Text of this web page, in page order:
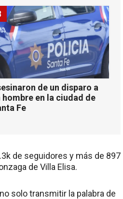
de un disparo a
hombre en la ciudad de
Fe
de seguidores y más de 897
de Villa Elisa.
solo transmitir la palabra de